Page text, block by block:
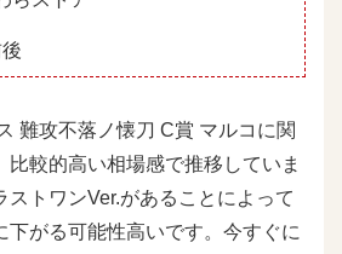
難攻不落ノ懐刀 C賞 マルコに関
比較的高い相場感で推移していま
ストワンVer.があることによって
下がる可能性高いです。今すぐに